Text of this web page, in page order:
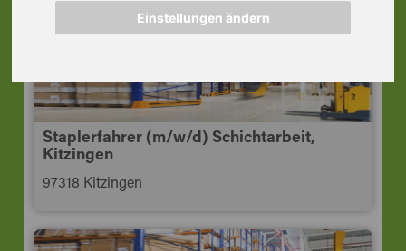
Einstellungen ändern
Staplerfahrer (m/w/d) Schichtarbeit,
Kitzingen
97318 Kitzingen